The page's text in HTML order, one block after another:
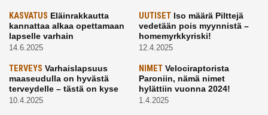
KASVATUS Eläinrakkautta
kannattaa alkaa opettamaan
lapselle varhain
14.6.2025
UUTISETIso määrä Pilttejä
vedetään pois myynnistä –
homemyrkkyriski!
12.4.2025
TERVEYS Varhaislapsuus
maaseudulla on hyvästä
terveydelle – tästä on kyse
10.4.2025
NIMETVelociraptorista
Paroniin, nämä nimet
hylättiin vuonna 2024!
1.4.2025